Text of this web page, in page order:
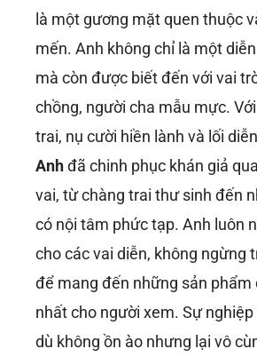
là một gương mặt quen thuộc
mến. Anh không chỉ là một
mà còn được biết đến với vai
chồng, người cha mẫu mực.
trai, nụ cười hiền lành và lối
Anhđã chinh phục khán giả
vai, từ chàng trai thư sinh đến
có nội tâm phức tạp. Anh luôn
cho các vai diễn, không ngừng
để mang đến những sản phẩm
nhất cho người xem. Sự nghiệp
dù không ồn ào nhưng lại vô